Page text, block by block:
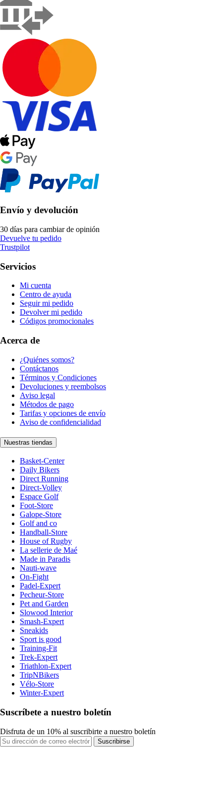
Envío y devolución
30 días para cambiar de opinión
Devuelve tu pedido
Trustpilot
Servicios
Mi cuenta
Centro de ayuda
Seguir mi pedido
Devolver mi pedido
Códigos promocionales
Acerca de
¿Quiénes somos?
Contáctanos
Términos y Condiciones
Devoluciones y reembolsos
Aviso legal
Métodos de pago
Tarifas y opciones de envío
Aviso de confidencialidad
Nuestras tiendas
Basket-Center
Daily Bikers
Direct Running
Direct-Volley
Espace Golf
Foot-Store
Galope-Store
Golf and co
Handball-Store
House of Rugby
La sellerie de Maé
Made in Paradis
Nauti-wave
On-Fight
Padel-Expert
Pecheur-Store
Pet and Garden
Slowood Interior
Smash-Expert
Sneakids
Sport is good
Training-Fit
Trek-Expert
Triathlon-Expert
TripNBikers
Vélo-Store
Winter-Expert
Suscríbete a nuestro boletín
Disfruta de un 10% al suscribirte a nuestro boletín
Suscribirse